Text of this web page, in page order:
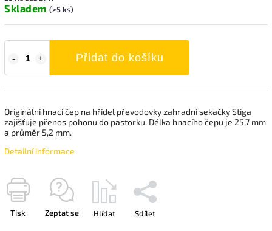
Skladem (>5 ks)
Přidat do košíku
Originální hnací čep na hřídel převodovky zahradní sekačky Stiga
zajišťuje přenos pohonu do pastorku. Délka hnacího čepu je 25,7 mm
a průměr 5,2 mm.
Detailní informace
Tisk Zeptat se Hlídat Sdílet